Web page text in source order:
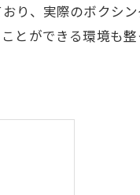
り、実際のボクシ
とができる環境も